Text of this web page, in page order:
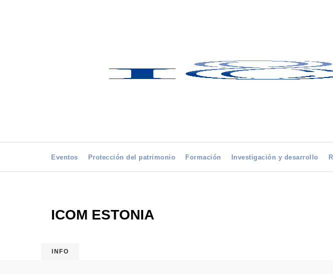
Eventos Protección del patrimonio Formación Investigación y desarrollo
ICOM ESTONIA
INFO